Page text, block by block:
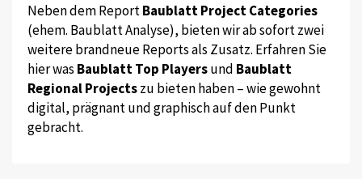
Neben dem ReportBaublatt Project Categories
(ehem. Baublatt Analyse), bieten wir ab sofort zwei
weitere brandneue Reports als Zusatz. Erfahren Sie
hier was Baublatt Top Playersund Baublatt
Regional Projectszu bieten haben – wie gewohnt
digital, prägnant und graphisch auf den Punkt
gebracht.